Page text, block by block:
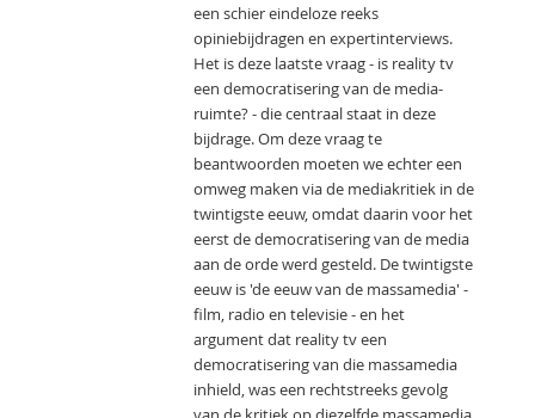
een schier eindeloze reeks
opiniebijdragen en expertinterviews.
Het is deze laatste vraag - is reality tv
een democratisering van de media-
ruimte? - die centraal staat in deze
bijdrage. Om deze vraag te
beantwoorden moeten we echter een
omweg maken via de mediakritiek in de
twintigste eeuw, omdat daarin voor het
eerst de democratisering van de media
aan de orde werd gesteld. De twintigste
eeuw is 'de eeuw van de massamedia' -
film, radio en televisie - en het
argument dat reality tv een
democratisering van die massamedia
inhield, was een rechtstreeks gevolg